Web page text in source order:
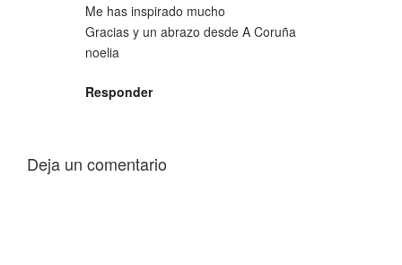
Me has inspirado mucho
Gracias y un abrazo desde A Coruña
noelia
Responder
Deja un comentario